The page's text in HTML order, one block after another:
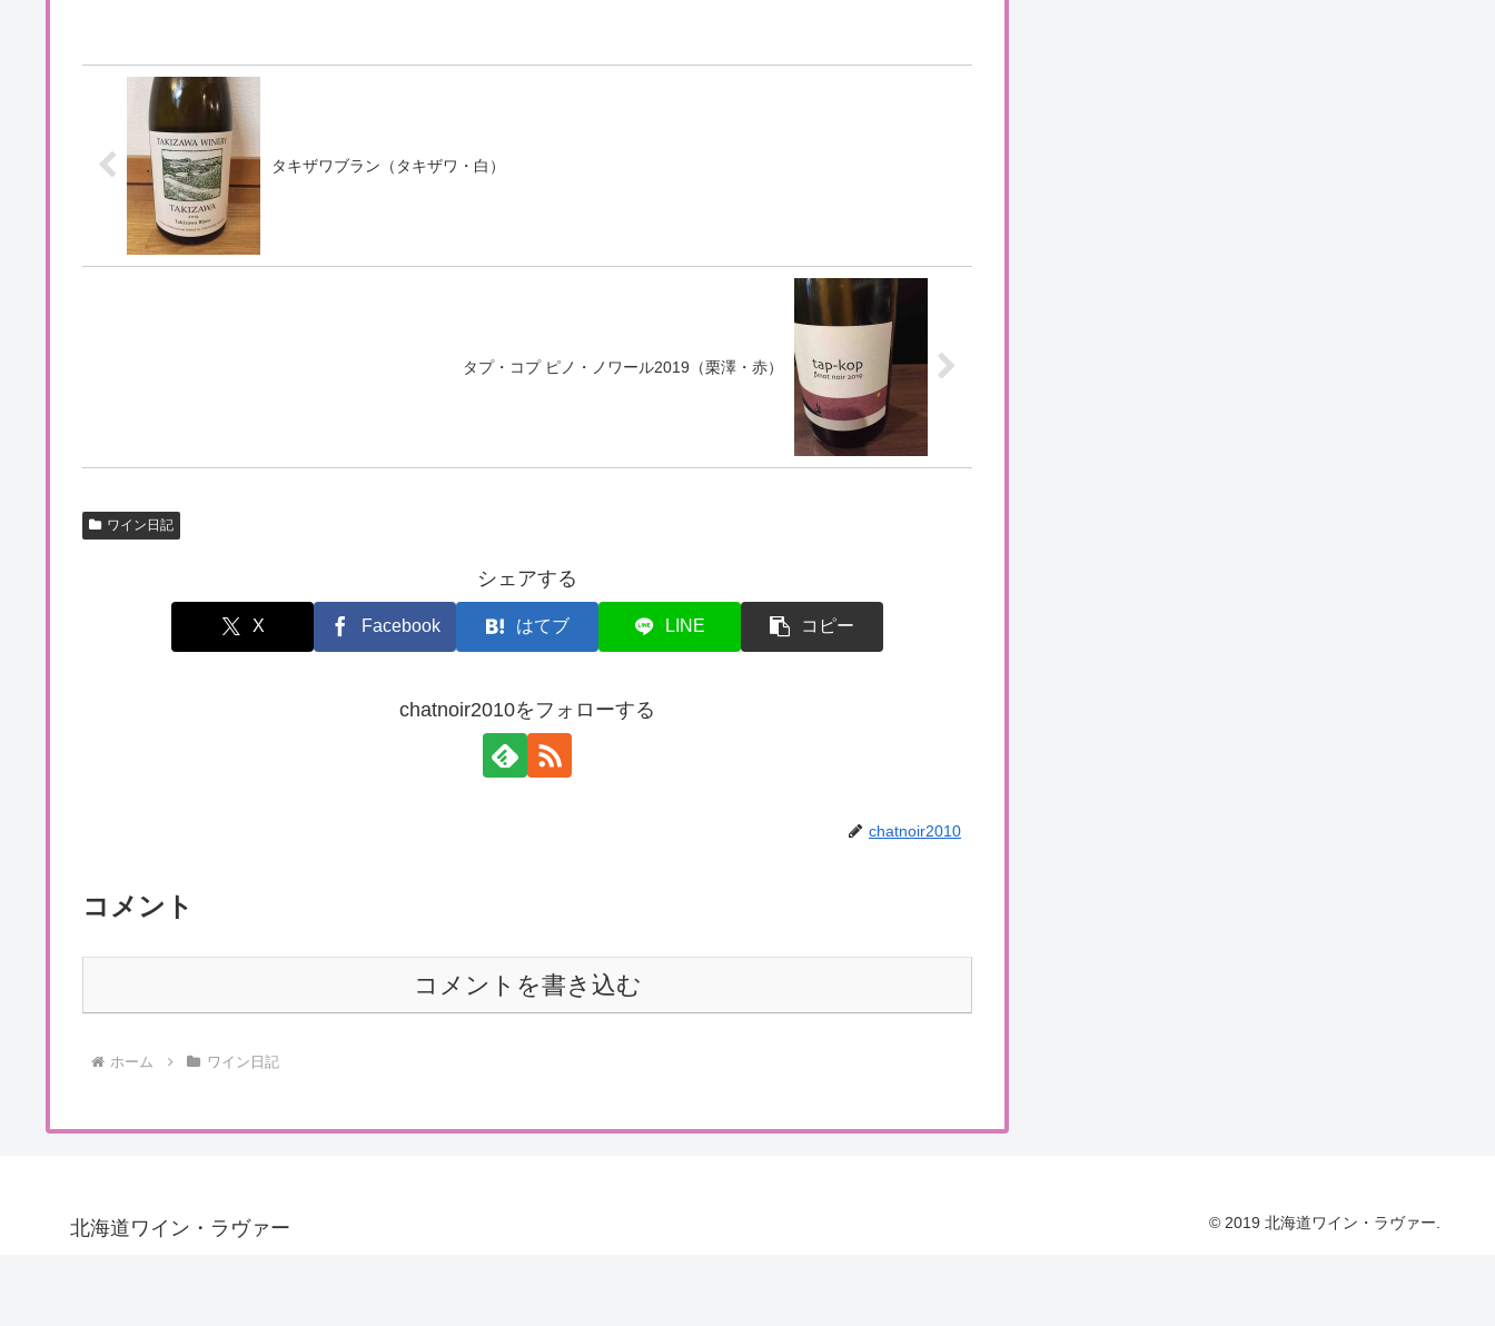
タキザワブラン（タキザワ・白）
タプ・コプ ピノ・ノワール2019（栗澤・赤）
ワイン日記
シェアする
X Facebook はてブ LINE コピー
chatnoir2010をフォローする
chatnoir2010
コメント
コメントを書き込む
ホーム ワイン日記
北海道ワイン・ラヴァー © 2019 北海道ワイン・ラヴァー.